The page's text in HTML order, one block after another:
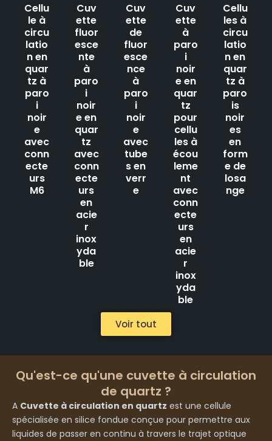
Cellu
le à
circu
latio
n en
quar
tz à
paro
i
noir
e
avec
conn
ecte
urs
M6
Cuv
ette
fluor
esce
nte
à
paro
i
noir
e en
quar
tz
avec
conn
ecte
urs
en
acie
r
inox
yda
ble
Cuv
ette
de
fluor
esce
nce
à
paro
i
noir
e
avec
tube
s en
verr
e
Cuv
ette
à
paro
i
noir
e en
quar
tz
pour
cellu
les à
écou
leme
nt
avec
conn
ecte
urs
en
acie
r
inox
yda
ble
Cellu
les à
circu
latio
n en
quar
tz à
paro
is
noir
es
en
form
e de
losa
nge
Voir tout
Qu'est-ce qu'une cuvette à circulation
de quartz ?
A Cuvette à circulation en quartz est une cellule
spécialisée en silice fondue conçue pour permettre aux
liquides de passer en continu à travers le trajet optique